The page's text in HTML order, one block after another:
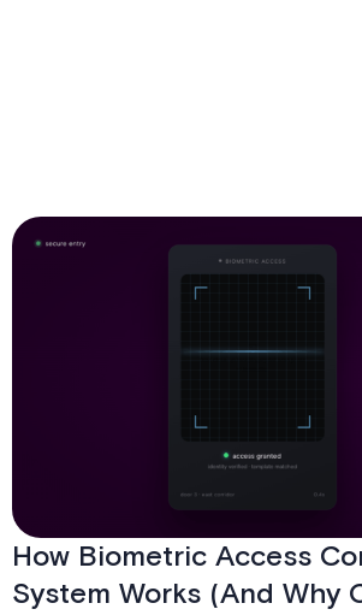
How Biometric Access
System Works (And Why